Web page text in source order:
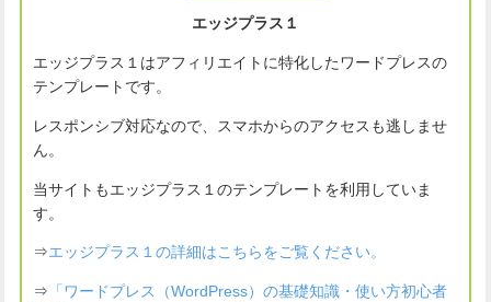
エッジプラス１
エッジプラス１はアフィリエイトに特化したワードプレスの
テンプレートです。
レスポンシブ対応なので、スマホからのアクセスも逃しませ
ん。
当サイトもエッジプラス１のテンプレートを利用していま
す。
⇒エッジプラス１の詳細はこちらをご覧ください。
⇒ 「ワードプレス（WordPress）の基礎知識・使い方初心者